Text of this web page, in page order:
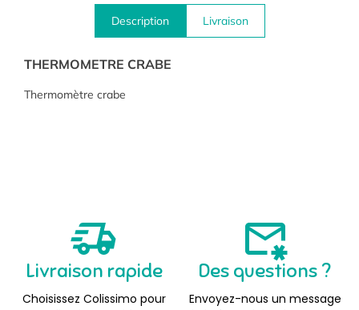
Description Livraison
THERMOMETRE CRABE
Thermomètre crabe
Livraison rapide
Choisissez Colissimo pour
Des questions ?
Envoyez-nous un message